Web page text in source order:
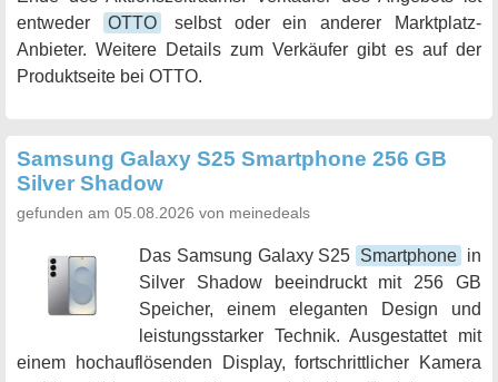
entweder
OTTO
selbst oder ein anderer Marktplatz-
Anbieter. Weitere Details zum Verkäufer gibt es auf der
Produktseite bei OTTO.
Samsung Galaxy S25 Smartphone 256 GB
Silver Shadow
gefunden am 05.08.2026 von meinedeals
Das Samsung Galaxy S25 Smartphone in
Silver Shadow beeindruckt mit 256 GB
Speicher, einem eleganten Design und
leistungsstarker Technik. Ausgestattet mit
einem hochauflösenden Display, fortschrittlicher Kamera